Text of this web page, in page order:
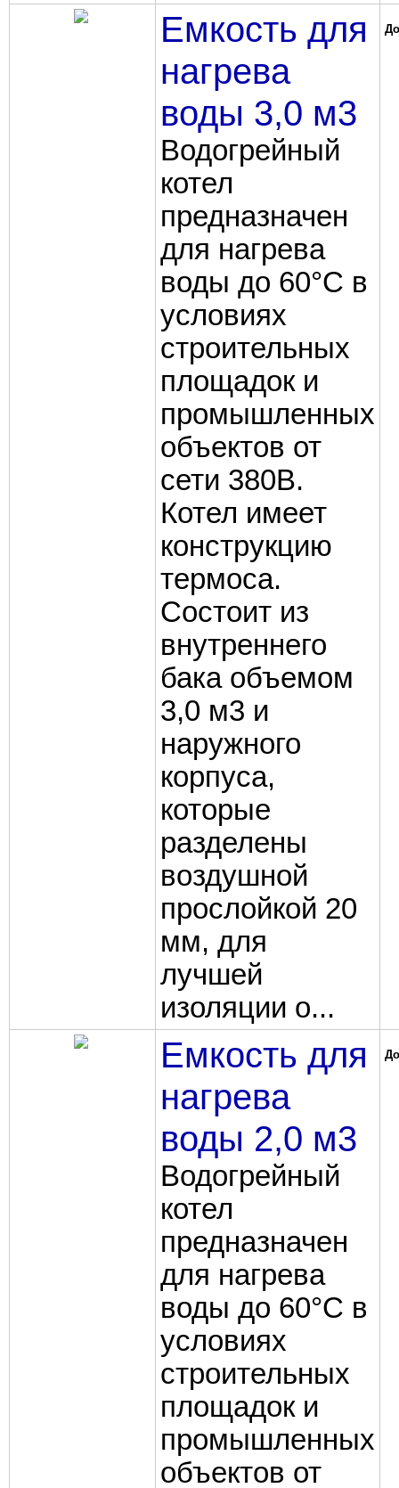
Емкость для
нагрева
воды 3,0 м3
Водогрейный
котел
предназначен
для нагрева
воды до 60°C в
условиях
строительных
площадок и
промышленных
объектов от
сети 380В.
Котел имеет
конструкцию
термоса.
Состоит из
внутреннего
бака объемом
3,0 м3 и
наружного
корпуса,
которые
разделены
воздушной
прослойкой 20
мм, для
лучшей
изоляции о...
Емкость для
нагрева
воды 2,0 м3
Водогрейный
котел
предназначен
для нагрева
воды до 60°C в
условиях
строительных
площадок и
промышленных
объектов от